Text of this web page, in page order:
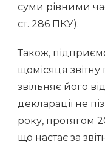
суми рівними
ст. 286 ПКУ).
Також,
щомісяця
звільняє його
декларації не
року, протягом
що настає за